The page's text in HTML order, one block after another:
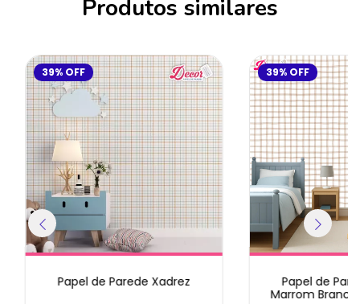
Produtos similares
39% OFF
Papel de Parede Xadrez
39% OFF
Papel de
Marrom